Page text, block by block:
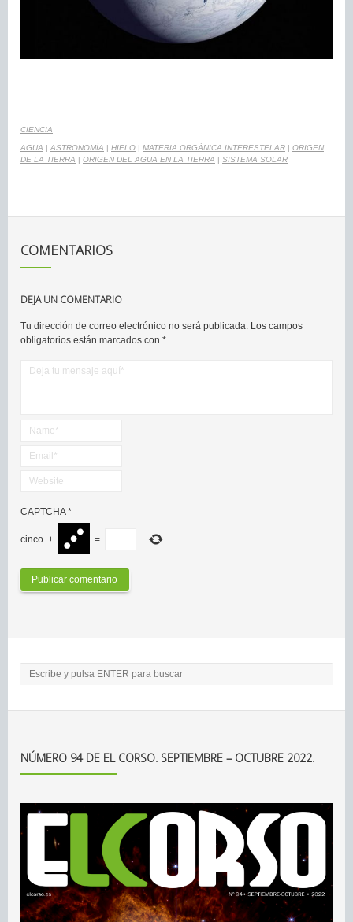
CIENCIA
AGUA | ASTRONOMÍA | HIELO | MATERIA ORGÁNICA INTERESTELAR | ORIGEN
DE LA TIERRA | ORIGEN DEL AGUA EN LA TIERRA | SISTEMA SOLAR
COMENTARIOS
DEJA UN COMENTARIO
Tu dirección de correo electrónico no será publicada. Los campos
obligatorios están marcados con *
CAPTCHA*
cinco + =
NÚMERO 94 DE EL CORSO. SEPTIEMBRE – OCTUBRE 2022.